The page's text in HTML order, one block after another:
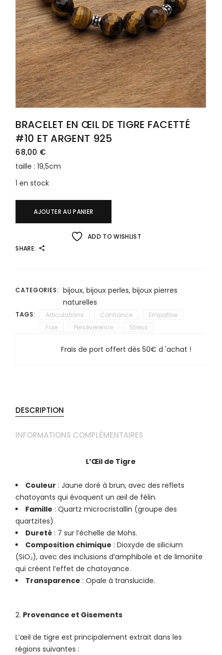
BRACELET EN ŒIL DE TIGRE FACETTÉ
#10 ET ARGENT 925
68,00 €
taille : 19,5cm
1 en stock
AJOUTER AU PANIER
ADD TO WISHLIST
SHARE:
CATEGORIES: bijoux, bijoux perles, bijoux pierres
naturelles
TAGS: Articulations Confiance
Empathie
Foie
Persévérence Stress
Frais de port offert dès 50€ d 'achat !
DESCRIPTION
INFORMATIONS COMPLÉMENTAIRES
L’Œil de Tigre
Couleur : Jaune doré à brun, avec des reflets
chatoyants qui évoquent un œil de félin.
Famille : Quartz microcristallin (groupe des
quartzites).
Dureté : 7 sur l’échelle de Mohs.
Composition chimique : Dioxyde de silicium
(SiO₂), avec des inclusions d’amphibole et de limonite
qui créent l’effet de chatoyance.
Transparence : Opale à translucide.
Provenance et Gisements
L’œil de tigre est principalement extrait dans les
régions suivantes :